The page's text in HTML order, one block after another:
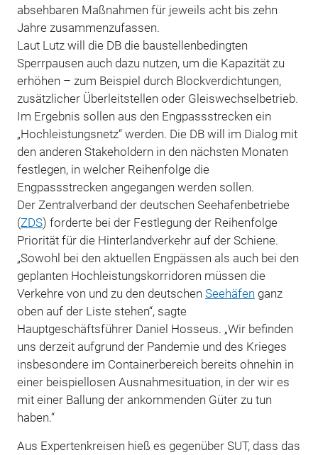
absehbaren Maßnahmen für jeweils acht bis zehn
Jahre zusammenzufassen.
Laut Lutz will die DB die baustellenbedingten
Sperrpausen auch dazu nutzen, um die Kapazität zu
erhöhen – zum Beispiel durch Blockverdichtungen,
zusätzlicher Überleitstellen oder Gleiswechselbetrieb.
Im Ergebnis sollen aus den Engpassstrecken ein
„Hochleistungsnetz“ werden. Die DB will im Dialog mit
den anderen Stakeholdern in den nächsten Monaten
festlegen, in welcher Reihenfolge die
Engpassstrecken angegangen werden sollen.
Der Zentralverband der deutschen Seehafenbetriebe
(ZDS) forderte bei der Festlegung der Reihenfolge
Priorität für die Hinterlandverkehr auf der Schiene.
„Sowohl bei den aktuellen Engpässen als auch bei den
geplanten Hochleistungskorridoren müssen die
Verkehre von und zu den deutschen Seehäfen ganz
oben auf der Liste stehen“, sagte
Hauptgeschäftsführer Daniel Hosseus. „Wir befinden
uns derzeit aufgrund der Pandemie und des Krieges
insbesondere im Containerbereich bereits ohnehin in
einer beispiellosen Ausnahmesituation, in der wir es
mit einer Ballung der ankommenden Güter zu tun
haben.“
Aus Expertenkreisen hieß es gegenüber SUT, dass das